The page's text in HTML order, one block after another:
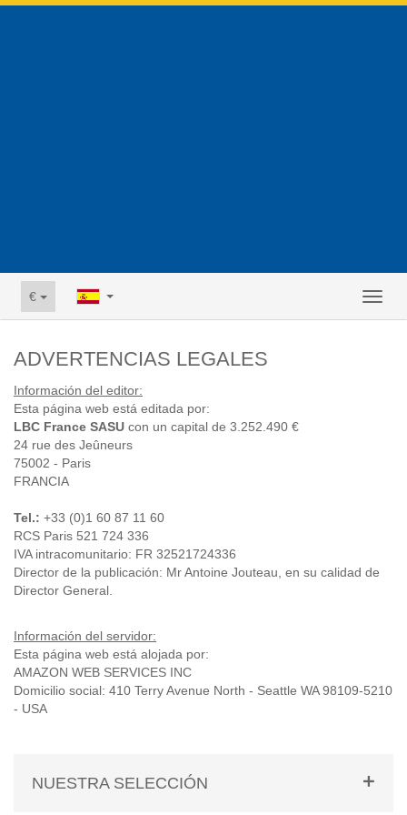
€
ADVERTENCIAS LEGALES
Información del editor:
Esta página web está editada por:
LBC France SASU con un capital de 3.252.490 €
24 rue des Jeûneurs
75002 - Paris
FRANCIA
Tel.: +33 (0)1 60 87 11 60
RCS Paris 521 724 336
IVA intracomunitario: FR 32521724336
Director de la publicación: Mr Antoine Jouteau, en su calidad de
Director General.
Información del servidor:
Esta página web está alojada por:
AMAZON WEB SERVICES INC
Domicilio social: 410 Terry Avenue North - Seattle WA 98109-5210
- USA
NUESTRA SELECCIÓN